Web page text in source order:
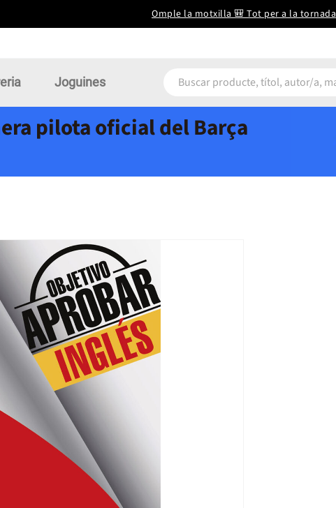
Omple la motxilla 🎒 Tot per a la tornada
Joguines
pilota oficial del Barça